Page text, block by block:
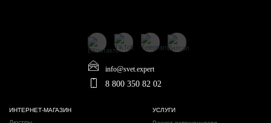
info@svet.expert
8 800 350 82 02
ИНТЕРНЕТ-МАГАЗИН
УСЛУГИ